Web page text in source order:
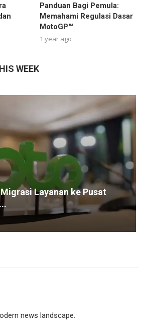
Panduan Bagi Pemula:
Memahami Regulasi Dasar
MotoGP™
1 year ago
WEEK
Layanan ke Pusat
news landscape.